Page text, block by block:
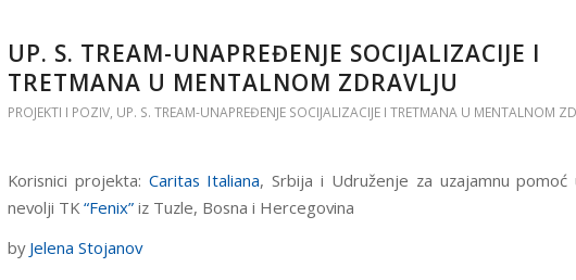
UP. S. TREAM-UNAPREĐENJE SOCIJALIZACIJE I
TRETMANA U MENTALNOM ZDRAVLJU
PROJEKTI I POZIV, UP. S. TREAM-UNAPREĐENJE SOCIJALIZACIJE I TRETMANA U MENTALNOM
Korisnici projekta: Caritas Italiana, Srbija i Udruženje za uzajamnu pomoć
nevolji TK “Fenix” iz Tuzle, Bosna i Hercegovina
by Jelena Stojanov